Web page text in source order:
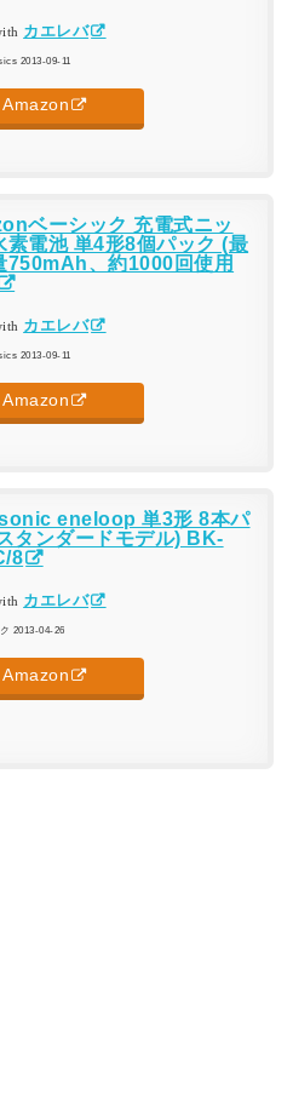
カエレバ
2013-09-11
Amazon
ベーシック 充電式ニッ
素電池 単4形8個パック (最
750mAh、約1000回使用
カエレバ
2013-09-11
Amazon
eneloop 単3形 8本パ
タンダードモデル) BK-
8
カエレバ
2013-04-26
Amazon